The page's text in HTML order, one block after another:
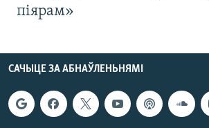
піярам»
САЧЫЦЕ ЗА АБНАЎЛЕНЬНЯМІ